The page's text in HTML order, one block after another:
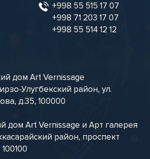
+998 55 515 17 07
+998 71 203 17 07
+998 55 514 12 12
дом Art Vernissage
Улугбекский район, ул.
д.35, 100000
дом Art Vernissage и Арт галерея
район, проспект